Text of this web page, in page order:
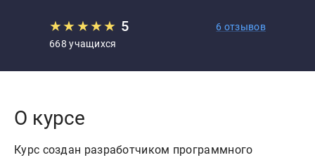
★★★★★ 5
6 отзывов
668 учащихся
О курсе
Курс создан разработчиком программного